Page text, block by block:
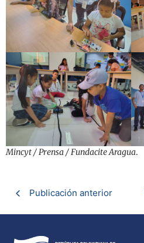
Mincyt / Prensa / Fundacite Aragua.
Publicación anterior